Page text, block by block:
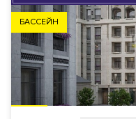
БАССЕЙН